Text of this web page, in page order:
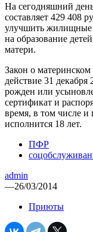
На сегодняшний
составляет 429 408
улучшить жилищные
на образование
матери.
Закон о
действие 31 декабря
рожден или
сертификат и
время, в том числе и
исполнится 18 лет.
ПФР
admin
—26/03/2014
Приюты